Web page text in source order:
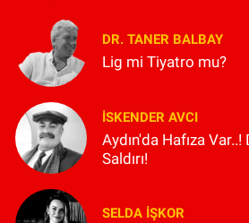
DR. TANER BALBAY
Lig mi Tiyatro mu?
İSKENDER AVCI
Aydın'da Hafıza
Saldırı!
SELDA İŞKOR